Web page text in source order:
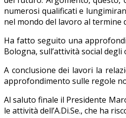
numerosi qualificati e
nel mondo del lavoro al termine
Ha fatto seguito una
Bologna, sull’attività social
A conclusione dei lavori la
approfondimento sulle regole
Al saluto finale il Presidente
le attività dell’A.Di.Se., che ha